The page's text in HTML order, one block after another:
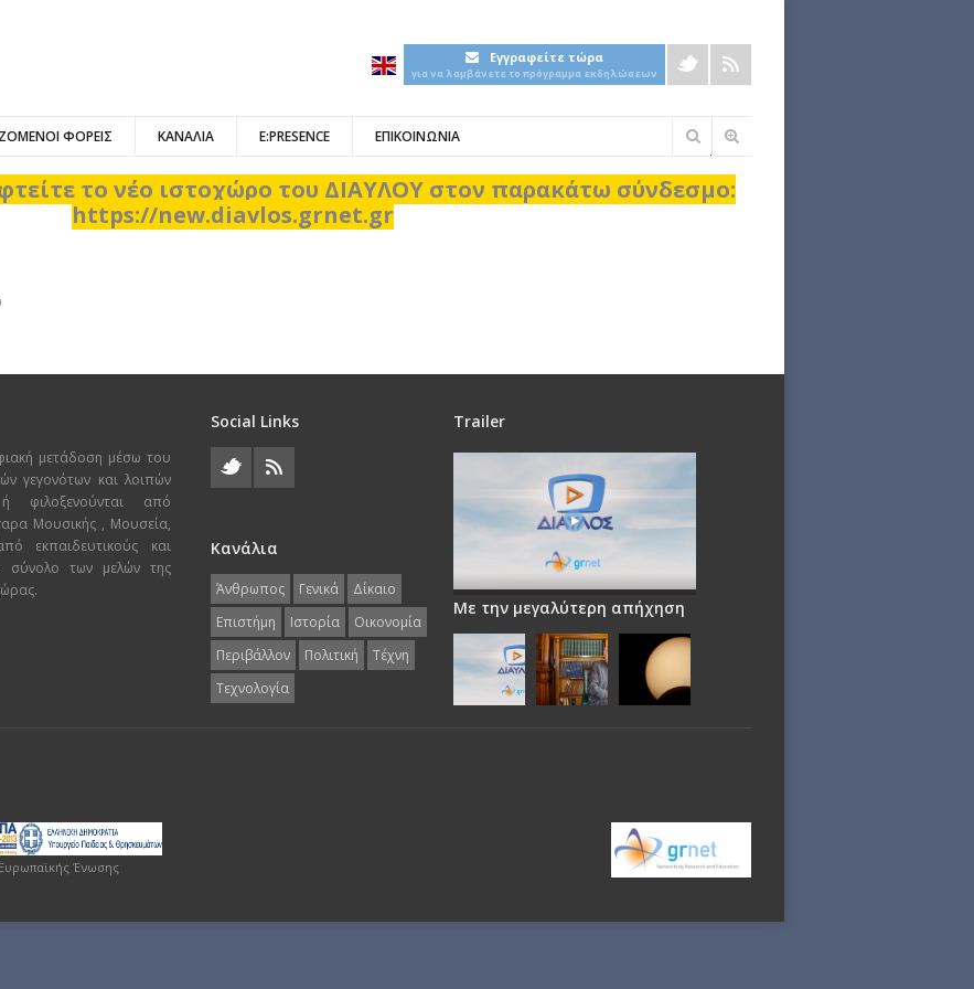
Εγγραφείτε τώρα
για να λαμβάνετε το πρόγραμμα εκδηλώσεων
ΦΟΡΕΙΣ ΚΑΝΑΛΙΑ E:PRESENCE ΕΠΙΚΟΙΝΩΝΙΑ
Φόρμα
αναζήτησης
το νέο ιστοχώρο του ΔΙΑΥΛΟΥ στον παρακάτω σύνδεσμο:
https://new.diavlos.grnet.gr
μετάδοση μέσω του
γεγονότων και λοιπών
φιλοξενούνται από
Μουσικής , Μουσεία,
εκπαιδευτικούς και
σύνολο των μελών της
Social Links
Κανάλια
Άνθρωπος Γενικά
Δίκαιο
Επιστήμη
Ιστορία
Οικονομία
Περιβάλλον
Πολιτική
Τέχνη
Τεχνολογία
Trailer
Με την μεγαλύτερη απήχηση
Ένωσης